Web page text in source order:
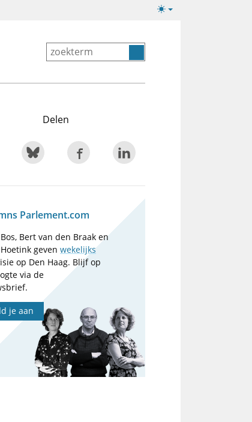
Lichte/donkere
Delen
Parlement.com
Bert van den Braak en
gevenwekelijks
op Den Haag. Blijf op
via de
je aan